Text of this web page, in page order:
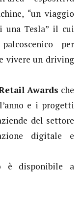
“un viaggio
Tesla” il cui
per
vivere un driving
Awards che
e i progetti
del settore
digitale e
è disponibile a